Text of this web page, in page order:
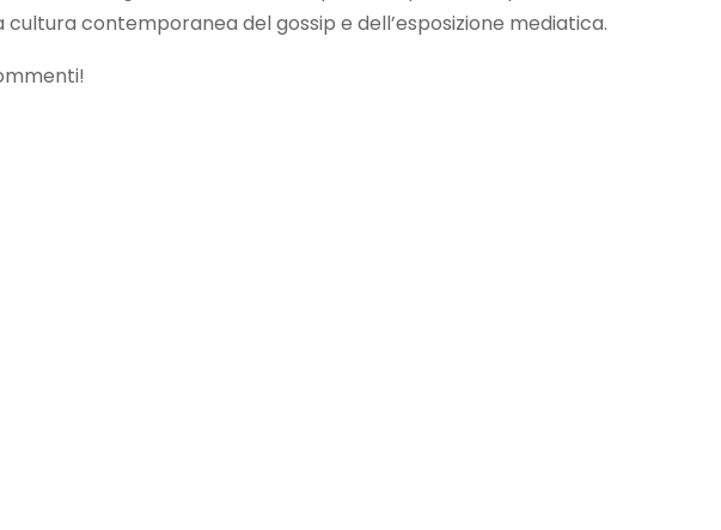
contemporanea del gossip e dell’esposizione mediatica.